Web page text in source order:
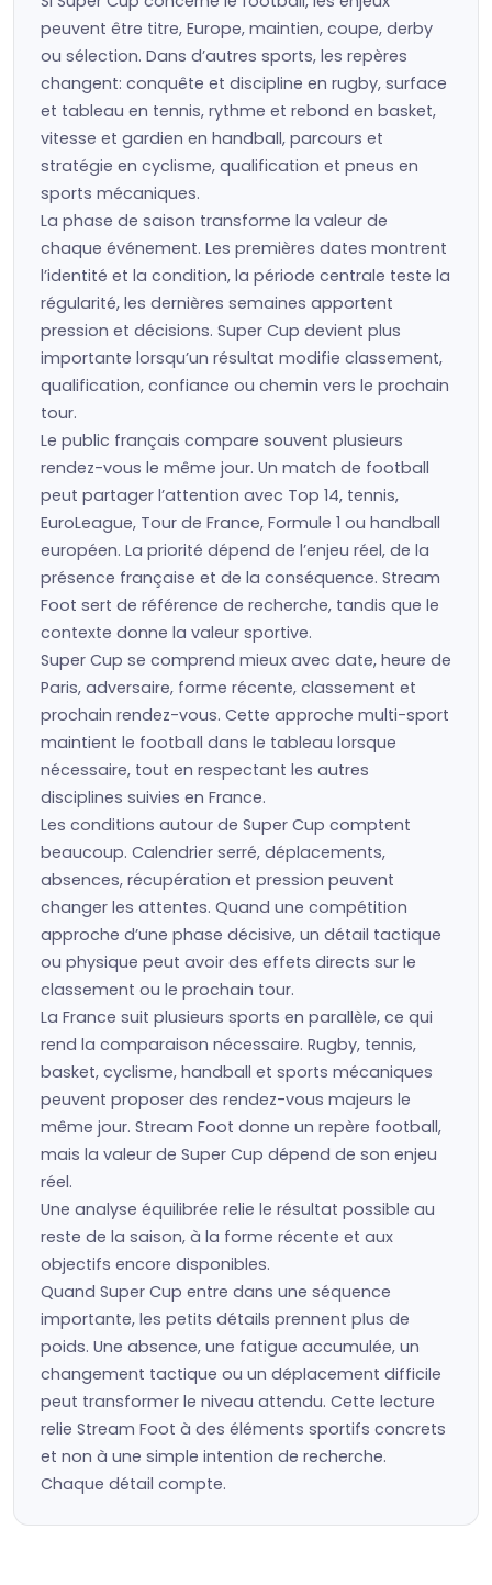
peuvent être titre, Europe, maintien, coupe, derby
ou sélection. Dans d’autres sports, les repères
changent: conquête et discipline en rugby, surface
et tableau en tennis, rythme et rebond en basket,
vitesse et gardien en handball, parcours et
stratégie en cyclisme, qualification et pneus en
sports mécaniques.
La phase de saison transforme la valeur de
chaque événement. Les premières dates montrent
l’identité et la condition, la période centrale teste la
régularité, les dernières semaines apportent
pression et décisions. Super Cup devient plus
importante lorsqu’un résultat modifie classement,
qualification, confiance ou chemin vers le prochain
tour.
Le public français compare souvent plusieurs
rendez-vous le même jour. Un match de football
peut partager l’attention avec Top 14, tennis,
EuroLeague, Tour de France, Formule 1 ou handball
européen. La priorité dépend de l’enjeu réel, de la
présence française et de la conséquence. Stream
Foot sert de référence de recherche, tandis que le
contexte donne la valeur sportive.
Super Cup se comprend mieux avec date, heure de
Paris, adversaire, forme récente, classement et
prochain rendez-vous. Cette approche multi-sport
maintient le football dans le tableau lorsque
nécessaire, tout en respectant les autres
disciplines suivies en France.
Les conditions autour de Super Cup comptent
beaucoup. Calendrier serré, déplacements,
absences, récupération et pression peuvent
changer les attentes. Quand une compétition
approche d’une phase décisive, un détail tactique
ou physique peut avoir des effets directs sur le
classement ou le prochain tour.
La France suit plusieurs sports en parallèle, ce qui
rend la comparaison nécessaire. Rugby, tennis,
basket, cyclisme, handball et sports mécaniques
peuvent proposer des rendez-vous majeurs le
même jour. Stream Foot donne un repère football,
mais la valeur de Super Cup dépend de son enjeu
réel.
Une analyse équilibrée relie le résultat possible au
reste de la saison, à la forme récente et aux
objectifs encore disponibles.
Quand Super Cup entre dans une séquence
importante, les petits détails prennent plus de
poids. Une absence, une fatigue accumulée, un
changement tactique ou un déplacement difficile
peut transformer le niveau attendu. Cette lecture
relie Stream Foot à des éléments sportifs concrets
et non à une simple intention de recherche.
Chaque détail compte.